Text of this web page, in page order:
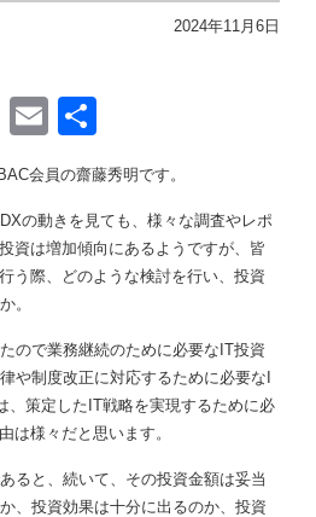
2024年11月6日
Copy Emai
会員の齋藤秀明です。
の動きを見ても、様々な調査やレポ
資は増加傾向にあるようですが、皆
う際、どのような検討を行い、投資
。
ので業務継続のために必要なIT投資
や制度改正に対応するために必要なI
、策定したIT戦略を実現するために必
は様々だと思います。
ると、続いて、その投資金額は妥当
、投資効果は十分に出るのか、投資